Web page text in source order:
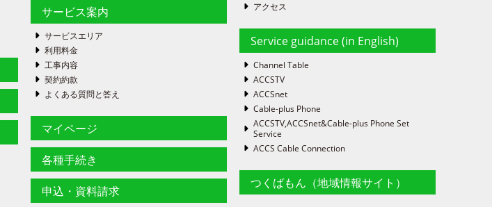
サービス案内
サービスエリア
利用料金
工事内容
契約約款
よくある質問と答え
マイページ
各種手続き
申込・資料請求
アクセス
Service guidance (in English)
Channel Table
ACCSTV
ACCSnet
Cable-plus Phone
ACCSTV,ACCSnet&Cable-plus Phone Set
Service
ACCS Cable Connection
つくばもん（地域情報サイト）